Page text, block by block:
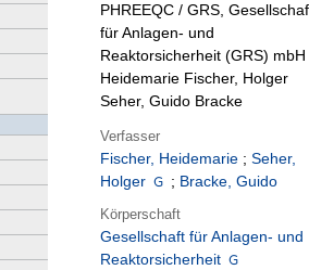
PHREEQC / GRS,
für Anlagen- und
Reaktorsicherheit (GRS) mbH
Heidemarie Fischer, Holger
Seher, Guido Bracke
Verfasser
Fischer, Heidemarie ; Seher,
Holger
; Bracke, Guido
Körperschaft
Gesellschaft für Anlagen- und
Reaktorsicherheit